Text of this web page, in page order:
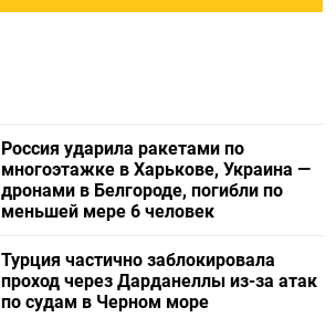
Россия ударила ракетами по
многоэтажке в Харькове, Украина —
дронами в Белгороде, погибли по
меньшей мере 6 человек
Турция частично заблокировала
проход через Дарданеллы из-за атак
по судам в Черном море